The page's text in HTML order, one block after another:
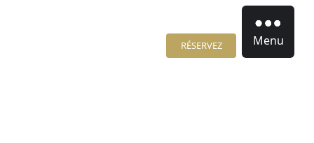
RÉSERVEZ Menu